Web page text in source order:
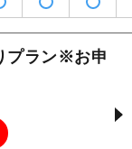
プラン※お申